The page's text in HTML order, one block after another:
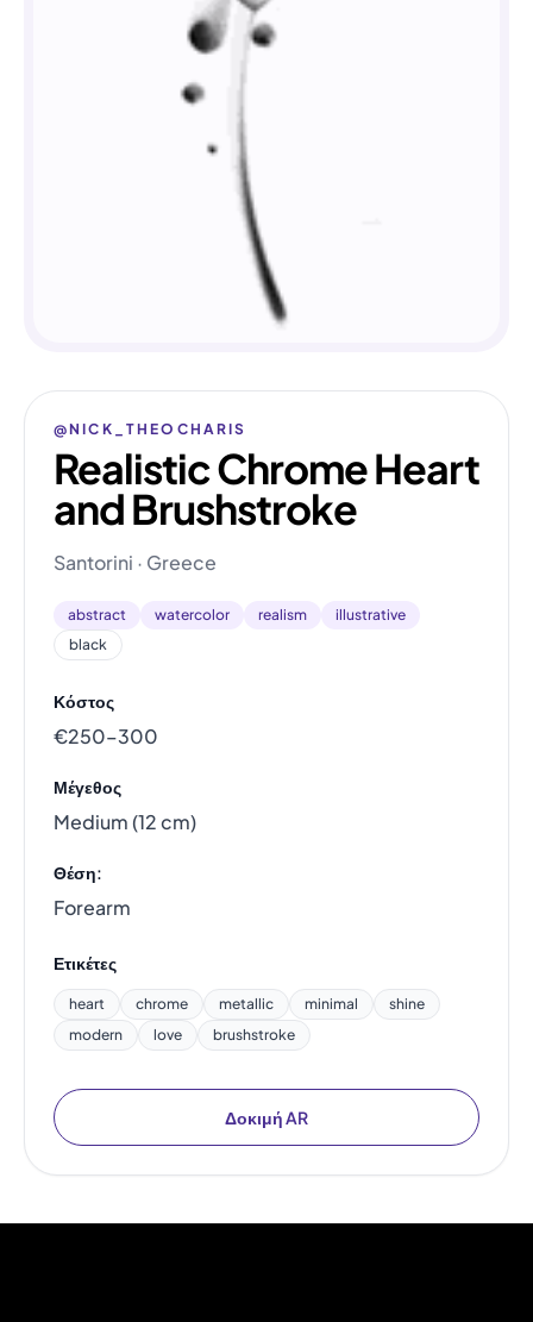
@NICK_THEOCHARIS
Realistic Chrome Heart
and Brushstroke
Santorini · Greece
abstract watercolor realism
illustrative
black
Κόστος
€250–300
Μέγεθος
Medium (12 cm)
Θέση:
Forearm
Ετικέτες
heart chrome metallic minimal
shine
modern
love brushstroke
Δοκιμή AR